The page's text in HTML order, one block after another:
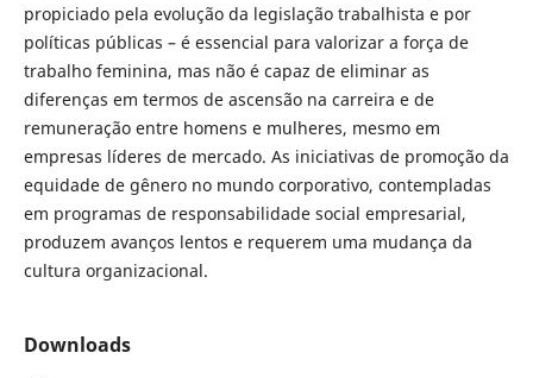
propiciado pela evolução da legislação trabalhista e por
políticas públicas – é essencial para valorizar a força de
trabalho feminina, mas não é capaz de eliminar as
diferenças em termos de ascensão na carreira e de
remuneração entre homens e mulheres, mesmo em
empresas líderes de mercado. As iniciativas de promoção da
equidade de gênero no mundo corporativo, contempladas
em programas de responsabilidade social empresarial,
produzem avanços lentos e requerem uma mudança da
cultura organizacional.
Downloads